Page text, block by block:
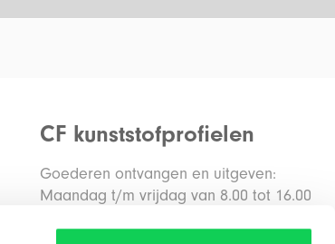
CF kunststofprofielen
Goederen ontvangen en uitgeven:
Maandag t/m vrijdag van 8.00 tot 16.00